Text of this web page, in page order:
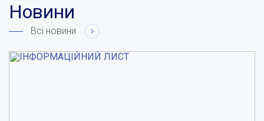
Новини
Всі новини